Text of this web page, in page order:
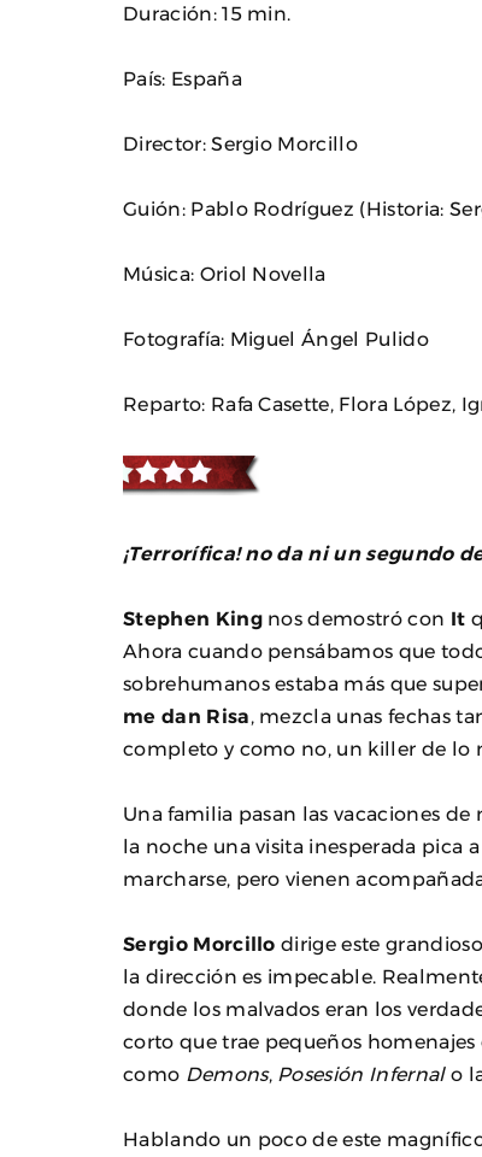
Duración: 15 min.
País: España
Director: Sergio Morcillo
Guión: Pablo Rodríguez (Historia:
Música: Oriol Novella
Fotografía: Miguel Ángel Pulido
Reparto: Rafa Casette, Flora López,
¡Terrorífica! no da ni un segundo
Stephen Kingnos demostró con It
Ahora cuando pensábamos que
sobrehumanos estaba más que
me dan Risa , mezcla unas fechas
completo y como no, un killer de lo
Una familia pasan las vacaciones
la noche una visita inesperada pica
marcharse, pero vienen
Sergio Morcillo dirige este
la dirección es impecable.
donde los malvados eran los
corto que trae pequeños
como Demons, Posesión Infernalo
Hablando un poco de este